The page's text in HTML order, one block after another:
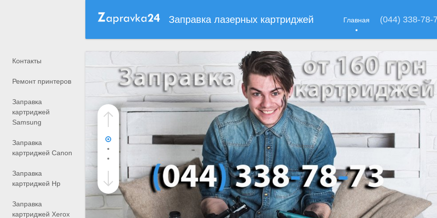
Заправка лазерных картриджей Главная (044) 338-78-
Контакты
Ремонт принтеров
Заправка
картриджей
Samsung
Заправка
картриджей Canon
Заправка
картриджей Hp
Заправка
картриджей Xerox